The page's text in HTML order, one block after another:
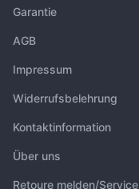
Garantie
AGB
Impressum
Widerrufsbelehrung
Kontaktinformation
Über uns
Retoure melden/Service